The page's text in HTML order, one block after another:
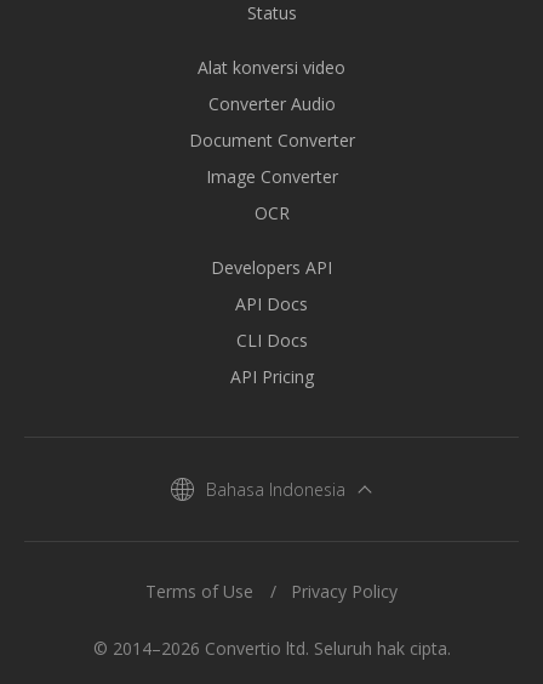
Status
Alat konversi video
Converter Audio
Document Converter
Image Converter
OCR
Developers API
API Docs
CLI Docs
API Pricing
Bahasa Indonesia
© 2014–2026 Convertio ltd. Seluruh hak cipta.
Terms of Use Privacy Policy